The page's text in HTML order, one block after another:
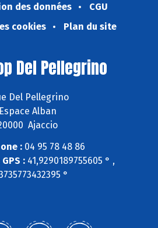
des données
CGU
cookies
Plan du site
Del Pellegrino
Del Pellegrino
Espace Alban
Ajaccio
:04 95 78 48 86
: 41,9290189755605 ° ,
°